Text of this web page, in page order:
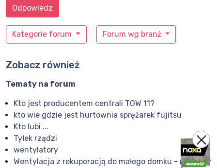
Kategorie forum Forum wg branż
Odpowiedz
Zobacz również
Tematy na forum
Kto jest producentem centrali TGW 11?
kto wie gdzie jest hurtownia sprężarek fujitsu
Kto lubi ...
Tyłek rządzi
wentylatory
Wentylacja z rekuperacją do małego domku - niełatwy